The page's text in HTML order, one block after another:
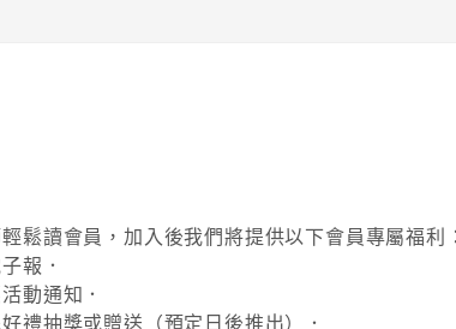
鬆讀會員，加入後我們將提供以下會員專屬福利：
報．
動通知．
禮抽獎或贈送（預定日後推出）．